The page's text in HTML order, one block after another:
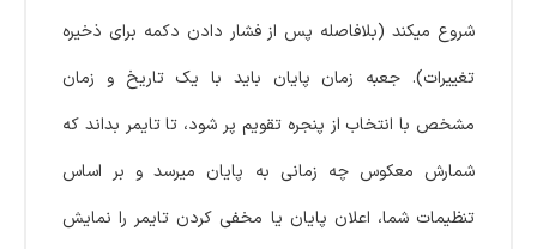
شروع میکند (بلافاصله پس از فشار دادن دکمه برای ذخیره
تغییرات). جعبه زمان پایان باید با یک تاریخ و زمان
مشخص با انتخاب از پنجره تقویم پر شود، تا تایمر بداند که
شمارش معکوس چه زمانی به پایان میرسد و بر اساس
تنظیمات شما، اعلان پایان یا مخفی کردن تایمر را نمایش